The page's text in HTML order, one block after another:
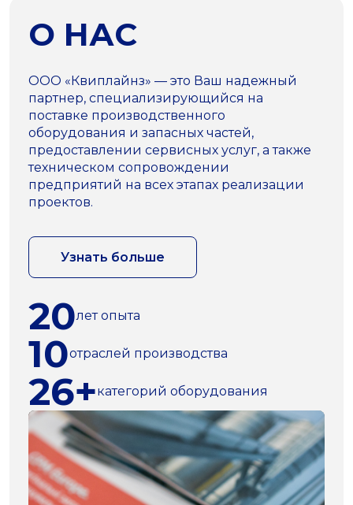
О НАС
ООО «Квиплайнз» — это Ваш надежный
партнер, специализирующийся на
поставке производственного
оборудования и запасных частей,
предоставлении сервисных услуг, а также
техническом сопровождении
предприятий на всех этапах реализации
проектов.
Узнать больше
20лет опыта
10отраслей производства
26+категорий оборудования